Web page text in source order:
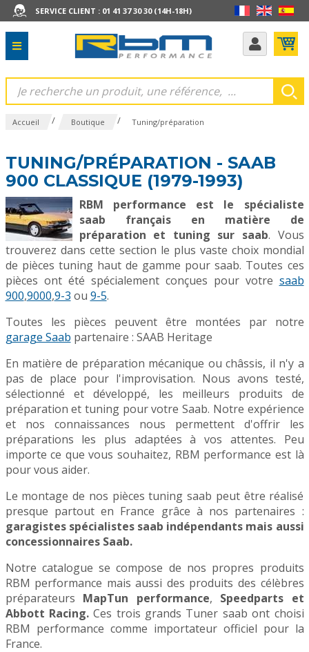
SERVICE CLIENT : 01 41 37 30 30 (14H-18H)
Accueil / Boutique / Tuning/préparation
TUNING/PRÉPARATION - SAAB
900 CLASSIQUE (1979-1993)
RBM performance est le spécialiste
saab français en matière de
préparation et tuning sur saab. Vous
trouverez dans cette section le plus vaste choix mondial
de pièces tuning haut de gamme pour saab. Toutes ces
pièces ont été spécialement conçues pour votre saab
900,9000,9-3 ou 9-5.
Toutes les pièces peuvent être montées par notre
garage Saab partenaire : SAAB Heritage
En matière de préparation mécanique ou châssis, il n'y a
pas de place pour l'improvisation. Nous avons testé,
sélectionné et développé, les meilleurs produits de
préparation et tuning pour votre Saab. Notre expérience
et nos connaissances nous permettent d'offrir les
préparations les plus adaptées à vos attentes. Peu
importe ce que vous souhaitez, RBM performance est là
pour vous aider.
Le montage de nos pièces tuning saab peut être réalisé
presque partout en France grâce à nos partenaires :
garagistes spécialistes saab indépendants mais aussi
concessionnaires Saab.
Notre catalogue se compose de nos propres produits
RBM performance mais aussi des produits des célèbres
préparateurs MapTun performance, Speedparts et
Abbott Racing.Ces trois grands Tuner saab ont choisi
RBM performance comme importateur officiel pour la
France.